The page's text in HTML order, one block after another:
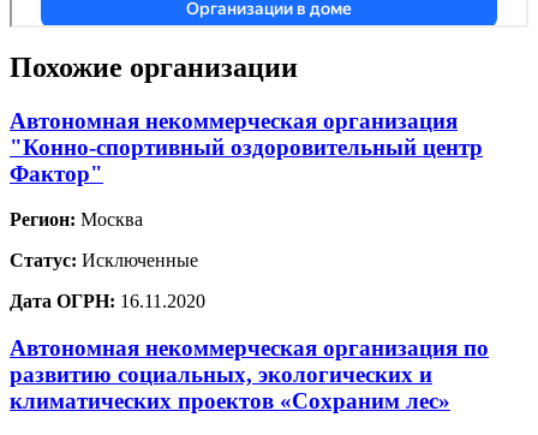
Похожие организации
Автономная некоммерческая организация
"Конно-спортивный оздоровительный центр
Фактор"
Регион: Москва
Статус: Исключенные
Дата ОГРН: 16.11.2020
Автономная некоммерческая организация по
развитию социальных, экологических и
климатических проектов «Сохраним лес»